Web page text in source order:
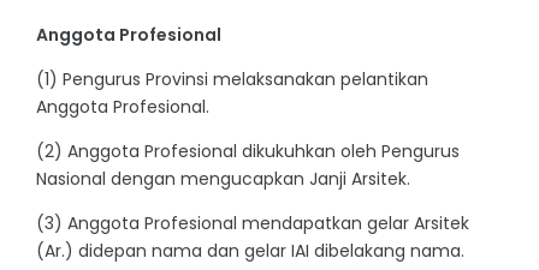
Anggota Profesional
(1) Pengurus Provinsi melaksanakan pelantikan
Anggota Profesional.
(2) Anggota Profesional dikukuhkan oleh Pengurus
Nasional dengan mengucapkan Janji Arsitek.
(3) Anggota Profesional mendapatkan gelar Arsitek
(Ar.) didepan nama dan gelar IAI dibelakang nama.